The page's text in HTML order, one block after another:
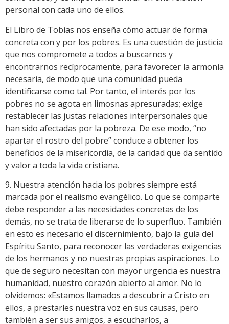
personal con cada uno de ellos.
El Libro de Tobías nos enseña cómo actuar de forma
concreta con y por los pobres. Es una cuestión de justicia
que nos compromete a todos a buscarnos y
encontrarnos recíprocamente, para favorecer la armonía
necesaria, de modo que una comunidad pueda
identificarse como tal. Por tanto, el interés por los
pobres no se agota en limosnas apresuradas; exige
restablecer las justas relaciones interpersonales que
han sido afectadas por la pobreza. De ese modo, “no
apartar el rostro del pobre” conduce a obtener los
beneficios de la misericordia, de la caridad que da sentido
y valor a toda la vida cristiana.
9. Nuestra atención hacia los pobres siempre está
marcada por el realismo evangélico. Lo que se comparte
debe responder a las necesidades concretas de los
demás, no se trata de liberarse de lo superfluo. También
en esto es necesario el discernimiento, bajo la guía del
Espíritu Santo, para reconocer las verdaderas exigencias
de los hermanos y no nuestras propias aspiraciones. Lo
que de seguro necesitan con mayor urgencia es nuestra
humanidad, nuestro corazón abierto al amor. No lo
olvidemos: «Estamos llamados a descubrir a Cristo en
ellos, a prestarles nuestra voz en sus causas, pero
también a ser sus amigos, a escucharlos, a